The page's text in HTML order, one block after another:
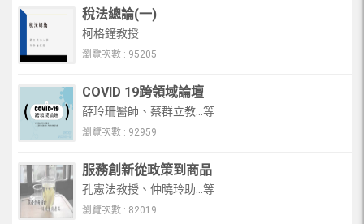
稅法總論(一)
柯格鐘教授
瀏覽次數 : 95205
COVID 19跨領域論壇
薛玲珊醫師、蔡群立教...等
瀏覽次數 : 92959
服務創新從政策到商品
孔憲法教授、仲曉玲助...等
瀏覽次數 : 82019